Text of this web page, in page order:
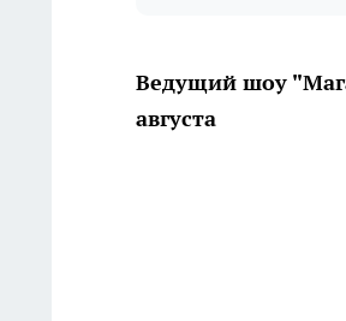
Ведущий шоу
августа